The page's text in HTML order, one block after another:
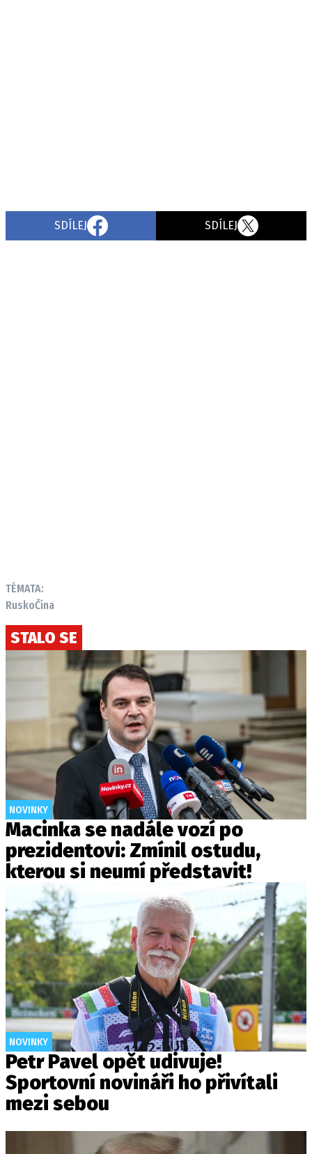
SDÍLEJ SDÍLEJ
TÉMATA:
RuskoČína
STALO SE
NOVINKY
Macinka se nadále vozí po
prezidentovi: Zmínil ostudu,
kterou si neumí představit!
NOVINKY
Petr Pavel opět udivuje!
Sportovní novináři ho přivítali
mezi sebou